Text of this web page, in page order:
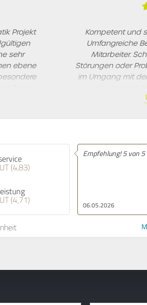
Projekt
sehr
ebene
Zukunft
Kompetent und
Umfangreiche
Mitarbeiter.
Störungen oder
im Umgang mit
(4,83)
(4,71)
06.05.2026
Empfehlung! 5 von 5 Sternen.
07.03.2026
Beratung